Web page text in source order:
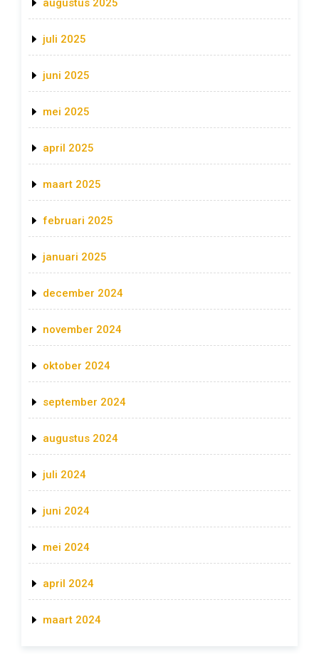
augustus 2025
juli 2025
juni 2025
mei 2025
april 2025
maart 2025
februari 2025
januari 2025
december 2024
november 2024
oktober 2024
september 2024
augustus 2024
juli 2024
juni 2024
mei 2024
april 2024
maart 2024